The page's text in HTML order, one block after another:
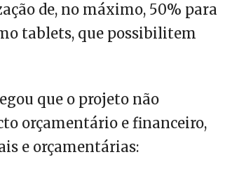
de, no máximo, 50% para
tablets, que possibilitem
que o projeto não
orçamentário e financeiro,
e orçamentárias: